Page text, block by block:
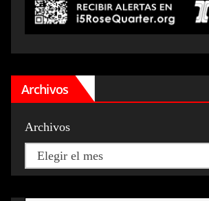
Archivos
Archivos